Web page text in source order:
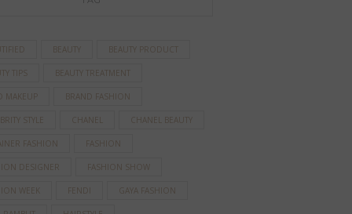
BEAUTY BEAUTY PRODUCT
TIPS BEAUTY TREATMENT
MAKEUP BRAND FASHION
STYLE CHANEL CHANEL BEAUTY
FASHION FASHION
DESIGNER FASHION SHOW
WEEK FENDI GAYA FASHION